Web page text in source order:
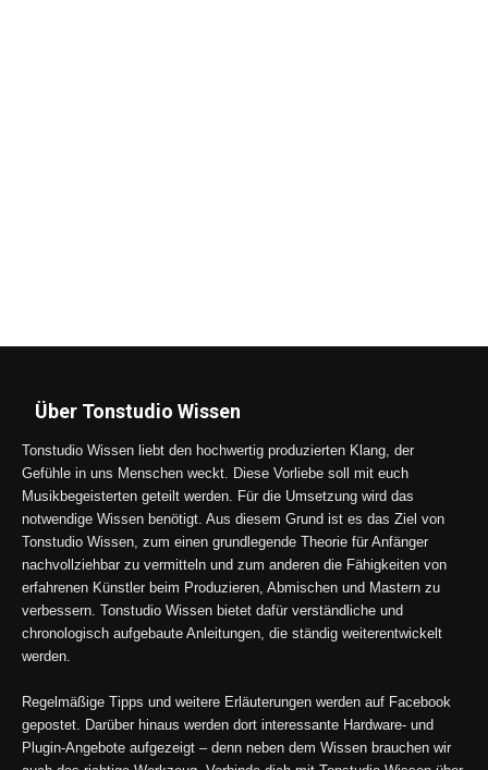
Über Tonstudio Wissen
Tonstudio Wissen liebt den hochwertig produzierten Klang, der
Gefühle in uns Menschen weckt. Diese Vorliebe soll mit euch
Musikbegeisterten geteilt werden. Für die Umsetzung wird das
notwendige Wissen benötigt. Aus diesem Grund ist es das Ziel von
Tonstudio Wissen, zum einen grundlegende Theorie für Anfänger
nachvollziehbar zu vermitteln und zum anderen die Fähigkeiten von
erfahrenen Künstler beim Produzieren, Abmischen und Mastern zu
verbessern. Tonstudio Wissen bietet dafür verständliche und
chronologisch aufgebaute Anleitungen, die ständig weiterentwickelt
werden.
Regelmäßige Tipps und weitere Erläuterungen werden auf Facebook
gepostet. Darüber hinaus werden dort interessante Hardware- und
Plugin-Angebote aufgezeigt – denn neben dem Wissen brauchen wir